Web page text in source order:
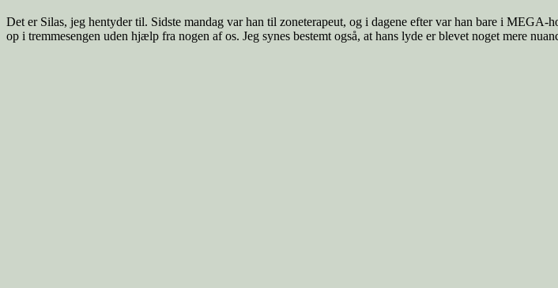
Det er Silas, jeg hentyder til. Sidste mandag var han til zoneterapeut, og i dagene efter var han bare i
op i tremmesengen uden hjælp fra nogen af os. Jeg synes bestemt også, at hans lyde er blevet noget mere